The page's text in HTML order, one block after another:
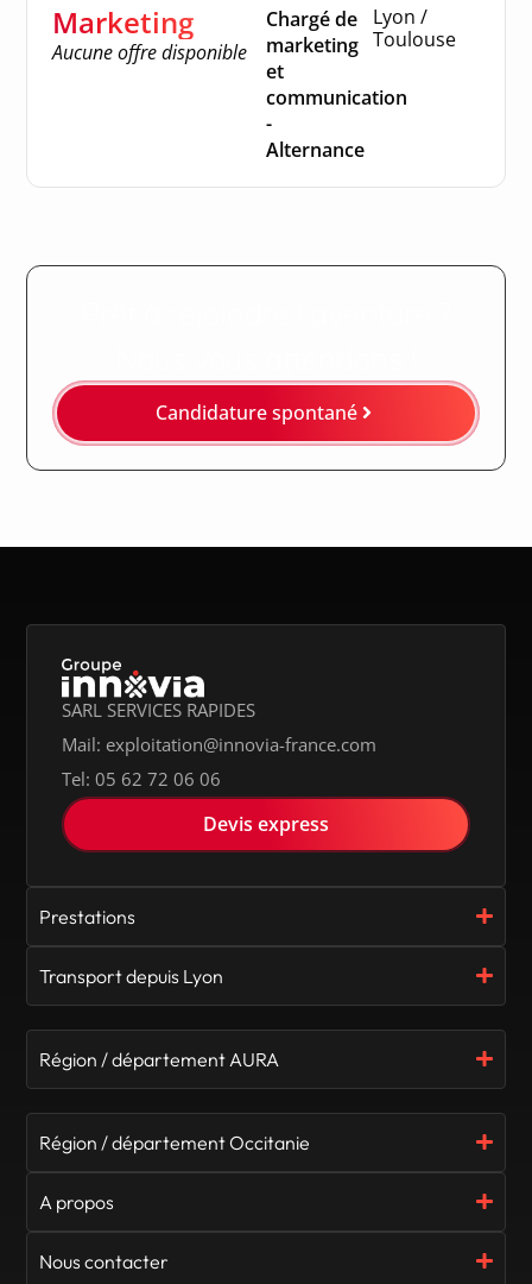
Marketing
Aucune offre disponible
Chargé de
marketing
et
communication
-
Alternance
Lyon /
Toulouse
Candidature spontané
SARL SERVICES RAPIDES
Mail: exploitation@innovia-france.com
Tel: 05 62 72 06 06
Devis express
Prestations
Transport depuis Lyon
Région / département AURA
Région / département Occitanie
A propos
Nous contacter